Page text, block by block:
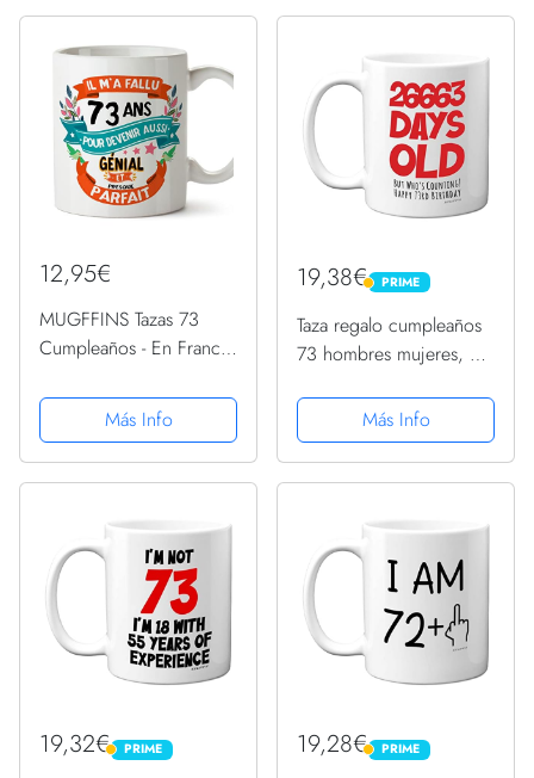
12,95€
MUGFFINS Tazas 73
Cumpleaños - En Francés
devenir aussi geniale - 11
oz - Regalo original y
divertido
Más Info
19,38€ PRIME
PRIME
Taza regalo cumpleaños
73 hombres mujeres, él,
divertida adultos, setenta
tres setenta tercer regalo
feliz cumpleaños papá,
Más Info
19,32€ PRIME
PRIME 19,28€ PRIME
PRIME